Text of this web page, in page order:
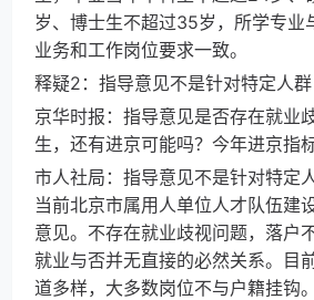
岁、博士生不超过35岁，所学专业
业务和工作岗位要求一致。
释疑2：指导意见不是针对特定人群
京华时报：指导意见是否存在就业
生，还有进京可能吗？今年进京指
市人社局：指导意见不是针对特定
当前北京市属用人单位人才队伍建
意见。不存在就业歧视问题，落户
就业与否并无直接的必然关系。目
道多样，大多数岗位不与户籍挂钩